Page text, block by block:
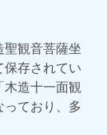
観音菩薩坐
存されてい
木造十一面観
ており、多